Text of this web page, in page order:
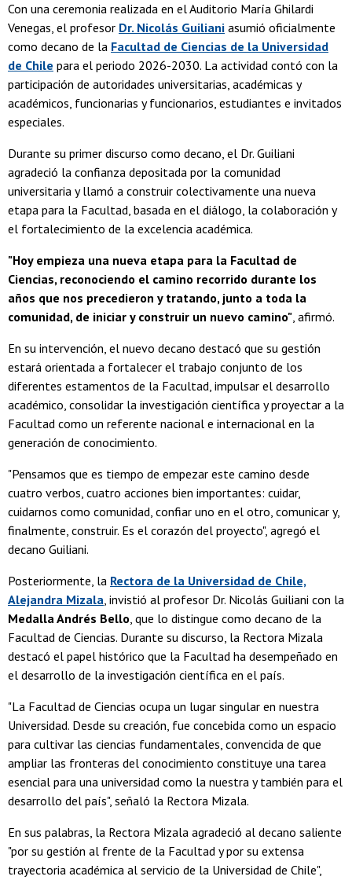
Con una ceremonia realizada en el Auditorio María Ghilardi
Venegas, el profesor Dr. Nicolás Guiliani asumió oficialmente
como decano de la Facultad de Ciencias de la Universidad
de Chile para el periodo 2026-2030. La actividad contó con la
participación de autoridades universitarias, académicas y
académicos, funcionarias y funcionarios, estudiantes e invitados
especiales.
Durante su primer discurso como decano, el Dr. Guiliani
agradeció la confianza depositada por la comunidad
universitaria y llamó a construir colectivamente una nueva
etapa para la Facultad, basada en el diálogo, la colaboración y
el fortalecimiento de la excelencia académica.
"Hoy empieza una nueva etapa para la Facultad de
Ciencias, reconociendo el camino recorrido durante los
años que nos precedieron y tratando, junto a toda la
comunidad, de iniciar y construir un nuevo camino", afirmó.
En su intervención, el nuevo decano destacó que su gestión
estará orientada a fortalecer el trabajo conjunto de los
diferentes estamentos de la Facultad, impulsar el desarrollo
académico, consolidar la investigación científica y proyectar a la
Facultad como un referente nacional e internacional en la
generación de conocimiento.
"Pensamos que es tiempo de empezar este camino desde
cuatro verbos, cuatro acciones bien importantes: cuidar,
cuidarnos como comunidad, confiar uno en el otro, comunicar y,
finalmente, construir. Es el corazón del proyecto", agregó el
decano Guiliani.
Posteriormente, la Rectora de la Universidad de Chile,
Alejandra Mizala, invistió al profesor Dr. Nicolás Guiliani con la
Medalla Andrés Bello, que lo distingue como decano de la
Facultad de Ciencias. Durante su discurso, la Rectora Mizala
destacó el papel histórico que la Facultad ha desempeñado en
el desarrollo de la investigación científica en el país.
"La Facultad de Ciencias ocupa un lugar singular en nuestra
Universidad. Desde su creación, fue concebida como un espacio
para cultivar las ciencias fundamentales, convencida de que
ampliar las fronteras del conocimiento constituye una tarea
esencial para una universidad como la nuestra y también para el
desarrollo del país", señaló la Rectora Mizala.
En sus palabras, la Rectora Mizala agradeció al decano saliente
"por su gestión al frente de la Facultad y por su extensa
trayectoria académica al servicio de la Universidad de Chile",